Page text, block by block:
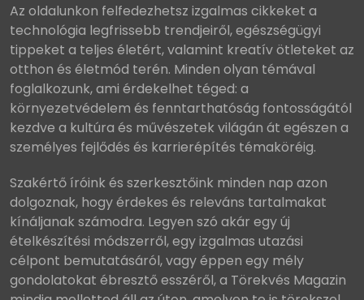
Az oldalunkon felfedezhetsz izgalmas cikkeket a
technológia legfrissebb trendjeiről, egészségügyi
tippeket a teljes életért, valamint kreatív ötleteket az
otthon és életmód terén. Minden olyan témával
foglalkozunk, ami érdekelhet téged: a
környezetvédelem és fenntarthatóság fontosságától
kezdve a kultúra és művészetek világán át egészen a
személyes fejlődés és karrierépítés témaköréig.
Szakértő íróink és szerkesztőink minden nap azon
dolgoznak, hogy érdekes és releváns tartalmakat
kínáljanak számodra. Legyen szó akár egy új
ételkészítési módszerről, egy izgalmas utazási
célpont bemutatásáról, vagy éppen egy mély
gondolatokat ébresztő esszéről, a Törekvés Magazin